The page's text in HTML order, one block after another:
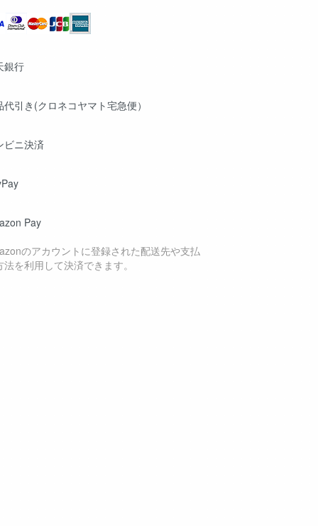
銀行
代引き(クロネコヤマト宅急便）
ビニ決済
Pay
のアカウントに登録された配送先や支払
法を利用して決済できます。